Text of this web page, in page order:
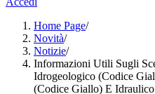
Home Page/
Novità/
Notizie/
Informazioni Utili Sugli
Idrogeologico (Codice
(Codice Giallo) E